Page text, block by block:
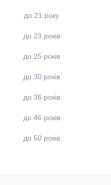
до 21 року
до 23 років
до 25 років
до 30 років
до 36 років
до 46 років
до 50 років